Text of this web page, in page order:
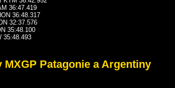
36:47.419
36:48.317
32:37.576
35:48.100
35:48.493
Patagonie a Argentiny